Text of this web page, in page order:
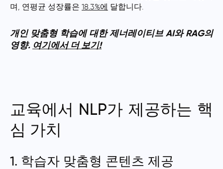
며, 연평균 성장률은 18.3%에 달합니다.
개인 맞춤형 학습에 대한 제너레이티브 AI와 RAG의
영향. 여기에서 더 보기!
교육에서 NLP가 제공하는 핵
심 가치
1. 학습자 맞춤형 콘텐츠 제공